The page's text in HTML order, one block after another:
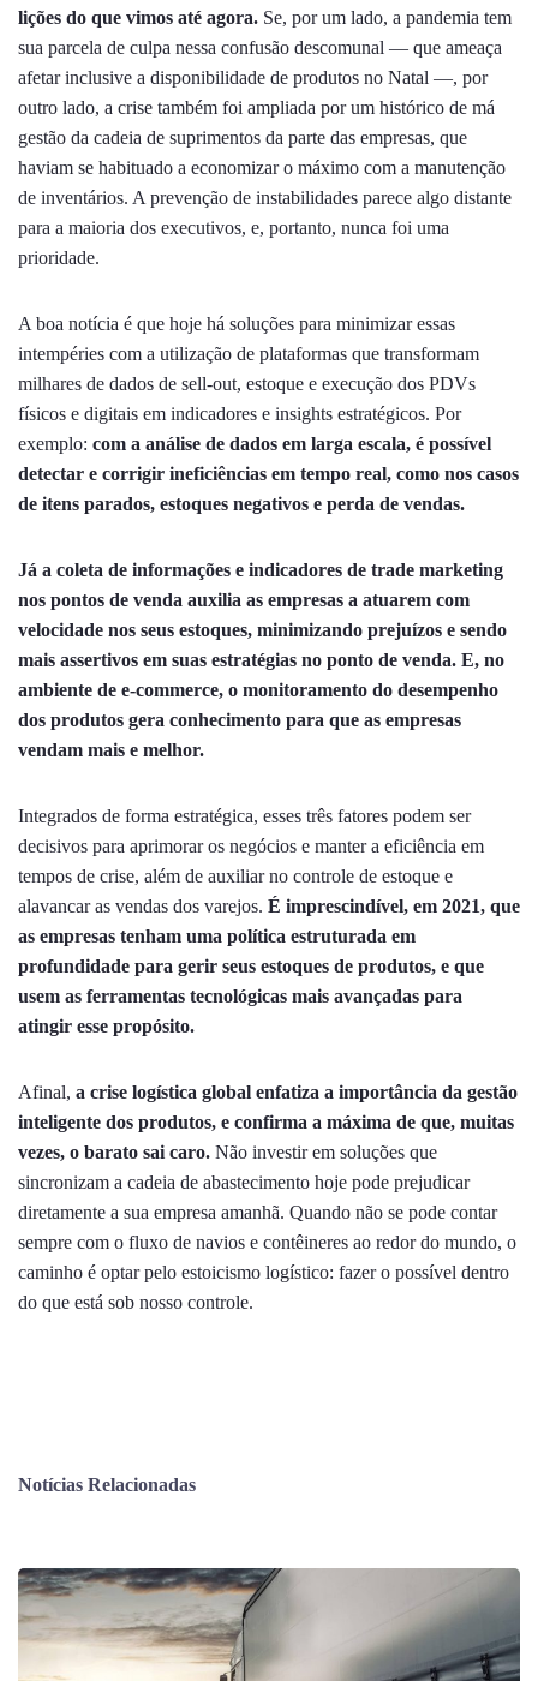
lições do que vimos até agora. Se, por um lado, a pandemia tem
sua parcela de culpa nessa confusão descomunal — que ameaça
afetar inclusive a disponibilidade de produtos no Natal —, por
outro lado, a crise também foi ampliada por um histórico de má
gestão da cadeia de suprimentos da parte das empresas, que
haviam se habituado a economizar o máximo com a manutenção
de inventários. A prevenção de instabilidades parece algo distante
para a maioria dos executivos, e, portanto, nunca foi uma
prioridade.
A boa notícia é que hoje há soluções para minimizar essas
intempéries com a utilização de plataformas que transformam
milhares de dados de sell-out, estoque e execução dos PDVs
físicos e digitais em indicadores e insights estratégicos. Por
exemplo: com a análise de dados em larga escala, é possível
detectar e corrigir ineficiências em tempo real, como nos casos
de itens parados, estoques negativos e perda de vendas.
Já a coleta de informações e indicadores de trade marketing
nos pontos de venda auxilia as empresas a atuarem com
velocidade nos seus estoques, minimizando prejuízos e sendo
mais assertivos em suas estratégias no ponto de venda. E, no
ambiente de e-commerce, o monitoramento do desempenho
dos produtos gera conhecimento para que as empresas
vendam mais e melhor.
Integrados de forma estratégica, esses três fatores podem ser
decisivos para aprimorar os negócios e manter a eficiência em
tempos de crise, além de auxiliar no controle de estoque e
alavancar as vendas dos varejos. É imprescindível, em 2021, que
as empresas tenham uma política estruturada em
profundidade para gerir seus estoques de produtos, e que
usem as ferramentas tecnológicas mais avançadas para
atingir esse propósito.
Afinal, a crise logística global enfatiza a importância da gestão
inteligente dos produtos, e confirma a máxima de que, muitas
vezes, o barato sai caro. Não investir em soluções que
sincronizam a cadeia de abastecimento hoje pode prejudicar
diretamente a sua empresa amanhã. Quando não se pode contar
sempre com o fluxo de navios e contêineres ao redor do mundo, o
caminho é optar pelo estoicismo logístico: fazer o possível dentro
do que está sob nosso controle.
Notícias Relacionadas